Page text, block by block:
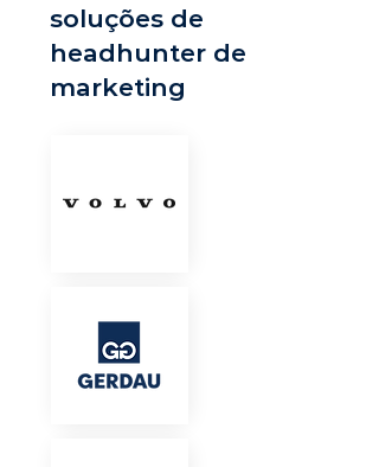
soluções de
headhunter de
marketing